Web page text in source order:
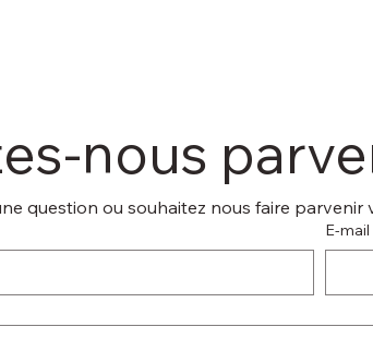
nous
question ou souhaitez nous faire
E‑mail